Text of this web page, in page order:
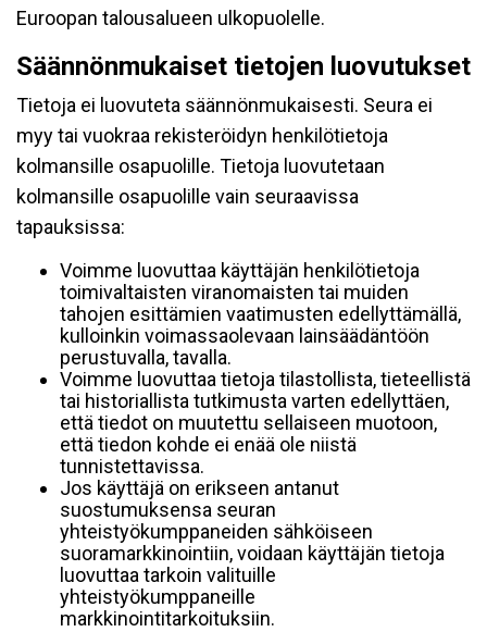
Euroopan talousalueen ulkopuolelle.
Säännönmukaiset tietojen luovutukset
Tietoja ei luovuteta säännönmukaisesti. Seura ei
myy tai vuokraa rekisteröidyn henkilötietoja
kolmansille osapuolille. Tietoja luovutetaan
kolmansille osapuolille vain seuraavissa
tapauksissa:
Voimme luovuttaa käyttäjän henkilötietoja
toimivaltaisten viranomaisten tai muiden
tahojen esittämien vaatimusten edellyttämällä,
kulloinkin voimassaolevaan lainsäädäntöön
perustuvalla, tavalla.
Voimme luovuttaa tietoja tilastollista, tieteellistä
tai historiallista tutkimusta varten edellyttäen,
että tiedot on muutettu sellaiseen muotoon,
että tiedon kohde ei enää ole niistä
tunnistettavissa.
Jos käyttäjä on erikseen antanut
suostumuksensa seuran
yhteistyökumppaneiden sähköiseen
suoramarkkinointiin, voidaan käyttäjän tietoja
luovuttaa tarkoin valituille
yhteistyökumppaneille
markkinointitarkoituksiin.